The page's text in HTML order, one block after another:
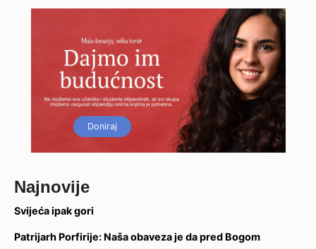
Doniraj
Najnovije
Svijeća ipak gori
Patrijarh Porfirije: Naša obaveza je da pred Bogom